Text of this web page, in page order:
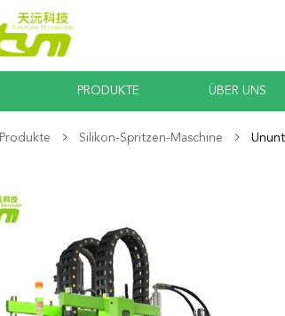
PRODUKTE ÜBER UNS
Produkte Silikon-Spritzen-Maschine